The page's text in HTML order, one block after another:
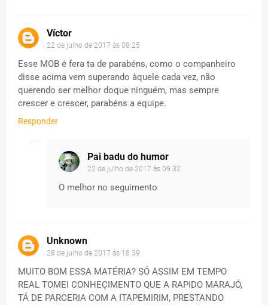
Víctor
22 de julho de 2017 às 08:25
Esse MOB é fera ta de parabéns, como o companheiro
disse acima vem superando àquele cada vez, não
querendo ser melhor doque ninguém, mas sempre
crescer e crescer, parabéns a equipe.
Responder
Pai badu do humor
22 de julho de 2017 às 09:32
O melhor no seguimento
Unknown
28 de julho de 2017 às 18:39
MUITO BOM ESSA MATÉRIA? SÓ ASSIM EM TEMPO
REAL TOMEI CONHEÇIMENTO QUE A RAPIDO MARAJÓ,
TÁ DE PARCERIA COM A ITAPEMIRIM, PRESTANDO